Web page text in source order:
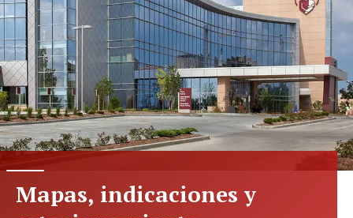
Mapas, indicaciones y